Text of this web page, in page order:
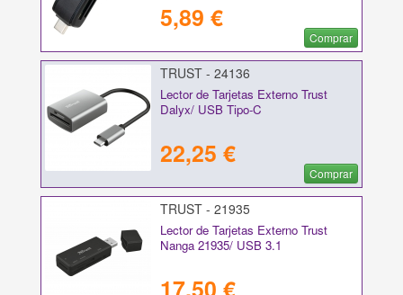
5,89 €
Comprar
TRUST - 24136
Lector de Tarjetas Externo Trust
Dalyx/ USB Tipo-C
22,25 €
Comprar
TRUST - 21935
Lector de Tarjetas Externo Trust
Nanga 21935/ USB 3.1